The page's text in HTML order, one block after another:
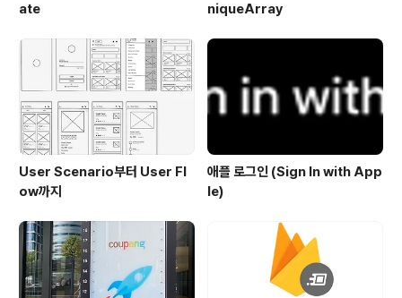
ate
niqueArray
User Scenario부터 User Fl
ow까지
애플 로그인 (Sign In with App
le)